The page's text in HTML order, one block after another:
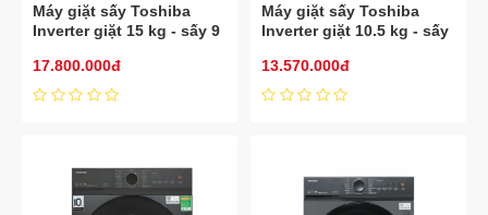
Máy giặt sấy Toshiba
Inverter giặt 15 kg - sấy 9
T35BP160MWV(MG)
17.800.000đ
Máy giặt sấy Toshiba
Inverter giặt 10.5 kg - sấy
T25BZU115MWV(MG)
13.570.000đ